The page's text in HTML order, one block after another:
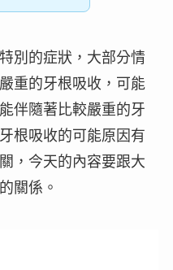
別的症狀， 大部分情
重的牙根吸收，可能
伴隨著比較嚴重的牙
根吸收的可能原因有
，今天的內容要跟大
關係。